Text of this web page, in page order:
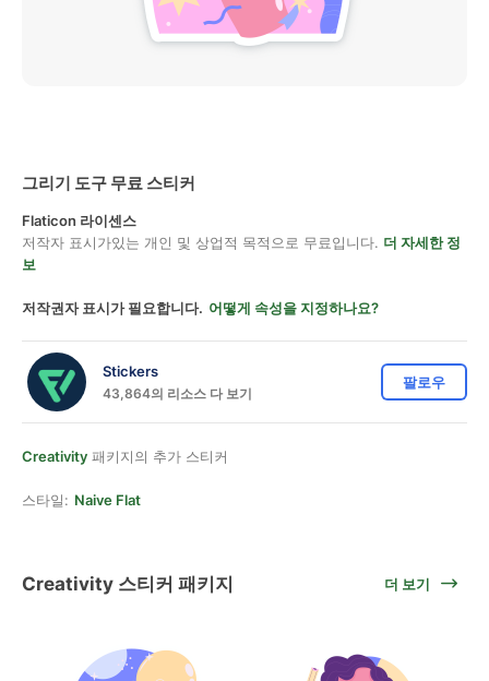
그리기 도구 무료 스티커
Flaticon 라이센스
저작자 표시가있는 개인 및 상업적 목적으로 무료입니다. 더 자세한 정
보
저작권자 표시가 필요합니다. 어떻게 속성을 지정하나요?
Stickers
43,864의 리소스 다 보기
팔로우
Creativity 패키지의 추가 스티커
스타일: Naive Flat
Creativity 스티커 패키지 더 보기